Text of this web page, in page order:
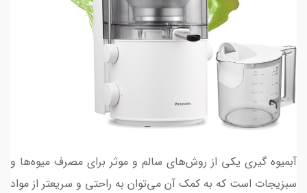
آبمیوه گیری یکی از روش‌های سالم و موثر برای مصرف میوه‌ها و
سبزیجات است که به کمک آن می‌توان به راحتی و سریعتر از مواد